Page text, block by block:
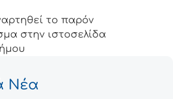
το παρόν
στην ιστοσελίδα
Νέα